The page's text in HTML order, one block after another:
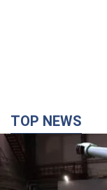
TOP NEWS